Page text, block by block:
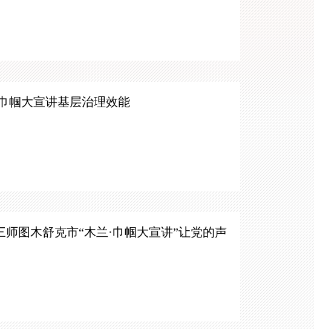
帼大宣讲基层治理效能
师图木舒克市“木兰·巾帼大宣讲”让党的声